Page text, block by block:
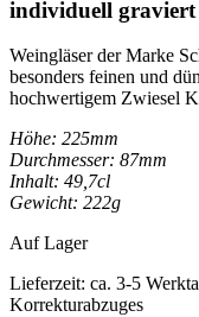
individuell graviert
Weingläser der Marke
besonders feinen und
hochwertigem Zwiesel
Höhe: 225mm
Durchmesser: 87mm
Inhalt: 49,7cl
Gewicht: 222g
Auf Lager
Lieferzeit: ca. 3-5
Korrekturabzuges